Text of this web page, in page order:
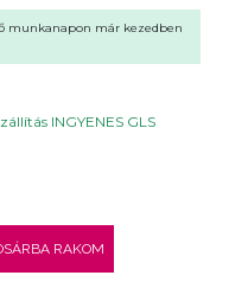
munkanapon már kezedben
INGYENES GLS
RAKOM